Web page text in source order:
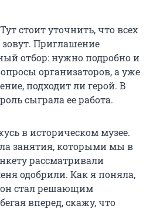
стоит уточнить, что всех
Приглашение
отбор: нужно подробно и
организаторов, а уже
подходит ли герой. В
сыграла ее работа.
в историческом музее.
занятия, которыми мы в
рассматривали
одобрили. Как я поняла,
стал решающим
вперед, скажу, что